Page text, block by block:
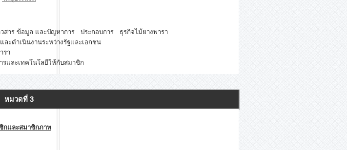
สาร ข้อมูล และปัญหาการ ประกอบการ ธุรกิจไม้ยางพารา
ะดำเนินงานระหว่างรัฐและเอกชน
รา
รและเทคโนโลยีให้กับสมาชิก
หมวดที่ 3
กและสมาชิกภาพ